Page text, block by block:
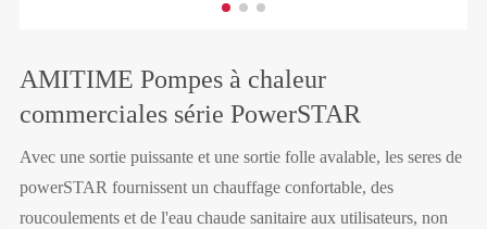
AMITIME Pompes à chaleur
commerciales série PowerSTAR
Avec une sortie puissante et une sortie folle avalable, les seres de
powerSTAR fournissent un chauffage confortable, des
roucoulements et de l'eau chaude sanitaire aux utilisateurs, non